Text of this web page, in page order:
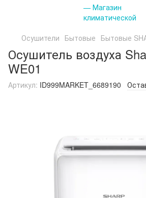
Осушители Бытовые Бытовые
Осушитель воздуха
WE01
Артикул: ID999MARKET_6689190